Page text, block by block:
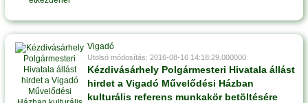
Vigadó
Utolsó módosítás: 2016-08-16 14:18:29.000000
Kézdivásárhely Polgármesteri Hivatala állást
hirdet a Vigadó Művelődési Házban
kulturális referens munkakör betöltésére